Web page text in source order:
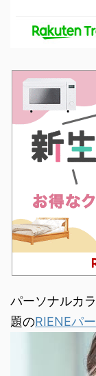
パーソナルカ
題のRIENEパ